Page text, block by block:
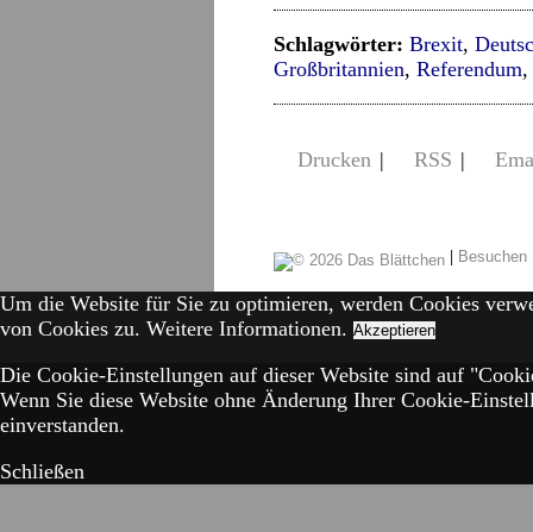
Schlagwörter: Brexit,
Großbritannien, Referendum,
Drucken | RSS |
|
Um die Website für Sie zu optimieren, werden Cookies
von Cookies zu. Weitere Informationen. Akzeptieren
Die Cookie-Einstellungen auf dieser Website sind auf
Wenn Sie diese Website ohne Änderung Ihrer Cookie-
einverstanden.
Schließen